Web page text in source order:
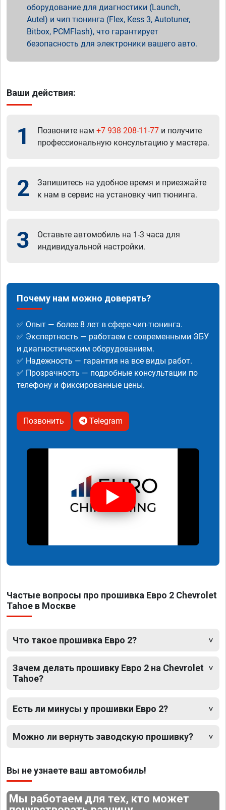
оборудование для диагностики (Launch,
Autel) и чип тюнинга (Flex, Kess 3, Autotuner,
Bitbox, PCMFlash), что гарантирует
безопасность для электроники вашего авто.
Ваши действия:
1 Позвоните нам +7 938 208-11-77 и получите
профессиональную консультацию у мастера.
2
Запишитесь на удобное время и приезжайте
к нам в сервис на установку чип тюнинга.
3
Оставьте автомобиль на 1-3 часа для
индивидуальной настройки.
Почему нам можно доверять?
✅ Опыт — более 8 лет в сфере чип-тюнинга.
✅ Экспертность — работаем с современными ЭБУ
и диагностическим оборудованием.
✅ Надежность — гарантия на все виды работ.
✅ Прозрачность — подробные консультации по
телефону и фиксированные цены.
Позвонить Telegram
Частые вопросы про прошивка Евро 2 Chevrolet
Tahoe в Москве
Что такое прошивка Евро 2?
Зачем делать прошивку Евро 2 на Chevrolet
Tahoe?
Есть ли минусы у прошивки Евро 2?
Можно ли вернуть заводскую прошивку?
Вы не узнаете ваш автомобиль!
Мы работаем для тех, кто может